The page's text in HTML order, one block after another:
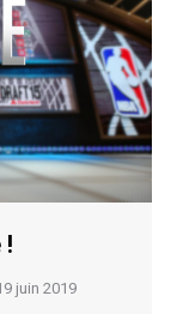
!
juin 2019